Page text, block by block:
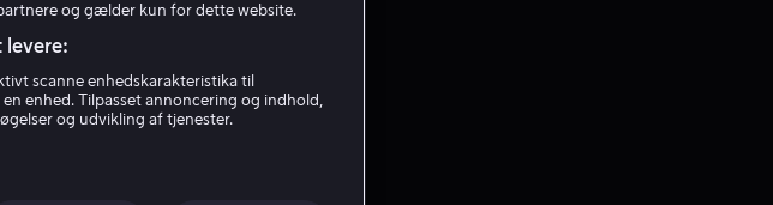
og gælder kun for dette website.
levere:
scanne enhedskarakteristika til
enhed. Tilpasset annoncering og indhold,
og udvikling af tjenester.